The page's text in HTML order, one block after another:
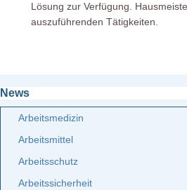
Lösung zur Verfügung.
auszuführenden Tätigkeiten.
News
Arbeitsmedizin
Arbeitsmittel
Arbeitsschutz
Arbeitssicherheit